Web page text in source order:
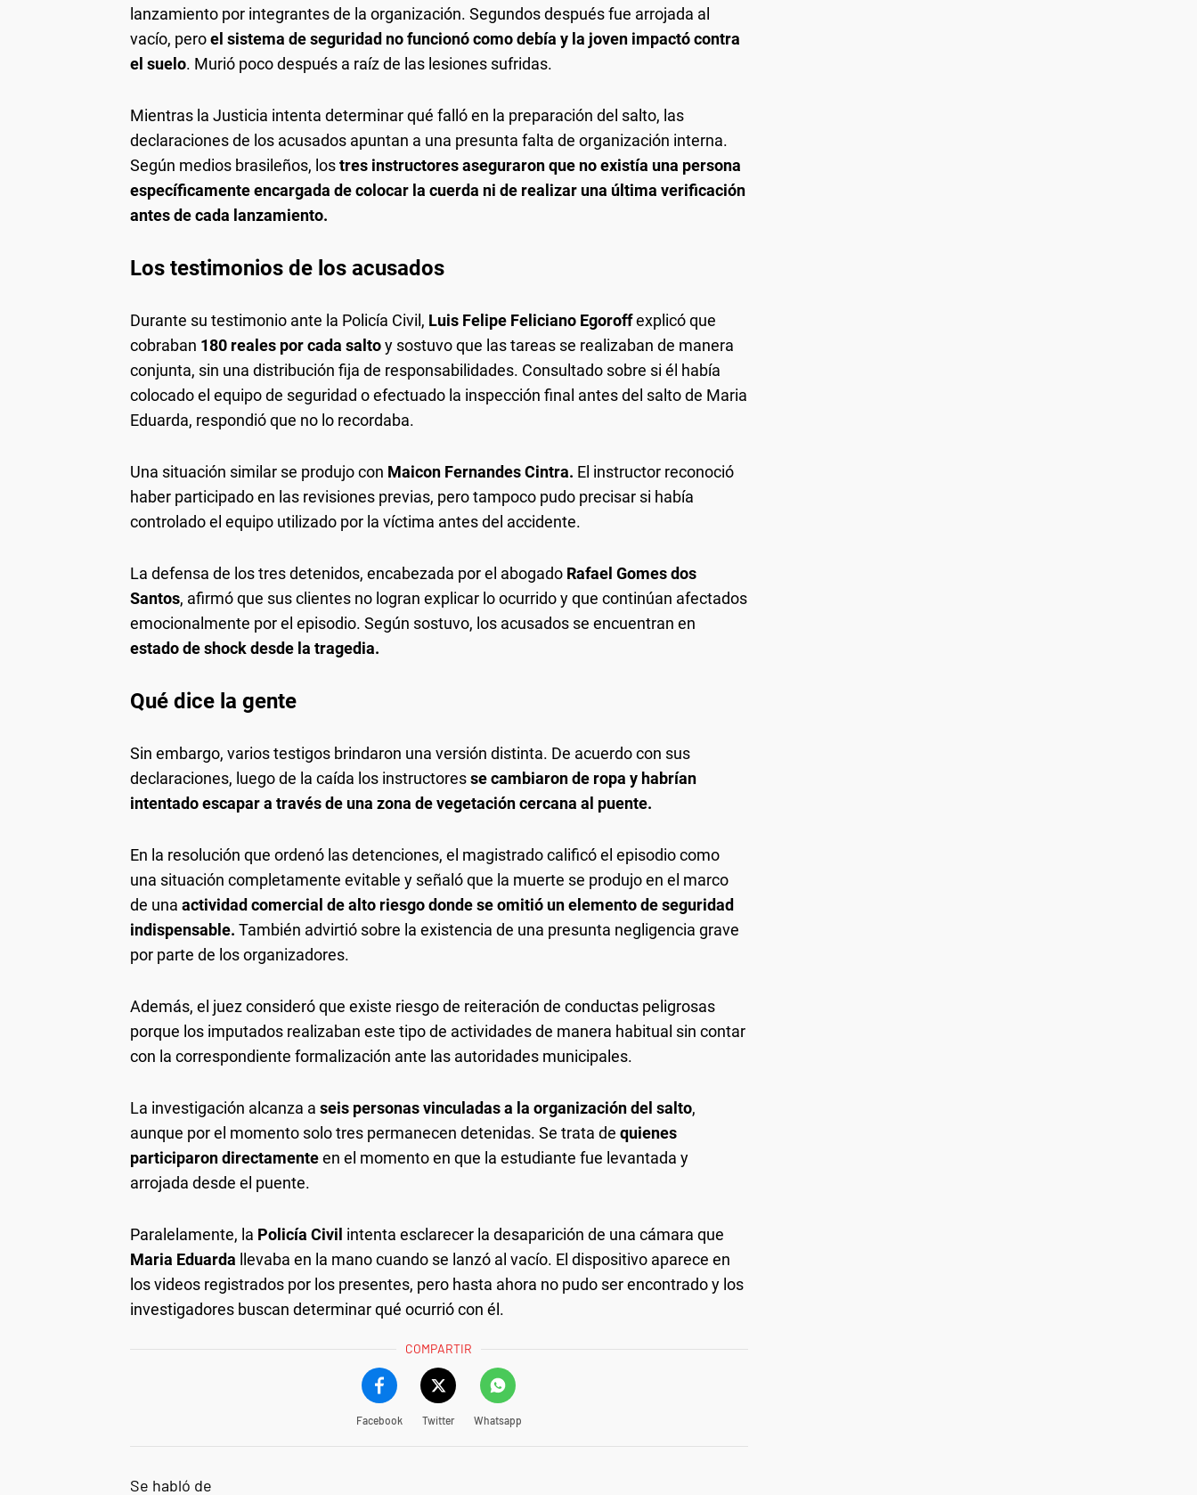
lanzamiento por integrantes de la organización. Segundos después fue arrojada al
vacío, peroel sistema de seguridad no funcionó como debía y la joven impactó contra
el suelo. Murió poco después a raíz de las lesiones sufridas.
Mientras la Justicia intenta determinar qué falló en la preparación del salto, las
declaraciones de los acusados apuntan a una presunta falta de organización interna.
Según medios brasileños, lostres instructores aseguraron que no existía una persona
específicamente encargada de colocar la cuerda ni de realizar una última verificación
antes de cada lanzamiento.
Los testimonios de los acusados
Durante su testimonio ante la Policía Civil, Luis Felipe Feliciano Egoroffexplicó que
cobraban 180 reales por cada saltoy sostuvo que las tareas se realizaban de manera
conjunta, sin una distribución fija de responsabilidades. Consultado sobre si él había
colocado el equipo de seguridad o efectuado la inspección final antes del salto de Maria
Eduarda, respondió que no lo recordaba.
Una situación similar se produjo con Maicon Fernandes Cintra. El instructor reconoció
haber participado en las revisiones previas, pero tampoco pudo precisar si había
controlado el equipo utilizado por la víctima antes del accidente.
La defensa de los tres detenidos, encabezada por el abogado Rafael Gomes dos
Santos, afirmó que sus clientes no logran explicar lo ocurrido y que continúan afectados
emocionalmente por el episodio. Según sostuvo, los acusados se encuentran en
estado de shock desde la tragedia.
Qué dice la gente
Sin embargo, varios testigos brindaron una versión distinta. De acuerdo con sus
declaraciones, luego de la caída los instructoresse cambiaron de ropa y habrían
intentado escapar a través de una zona de vegetación cercana al puente.
En la resolución que ordenó las detenciones, el magistrado calificó el episodio como
una situación completamente evitable y señaló que la muerte se produjo en el marco
de una actividad comercial de alto riesgo donde se omitió un elemento de seguridad
indispensable. También advirtió sobre la existencia de una presunta negligencia grave
por parte de los organizadores.
Además, el juez consideró que existe riesgo de reiteración de conductas peligrosas
porque los imputados realizaban este tipo de actividades de manera habitual sin contar
con la correspondiente formalización ante las autoridades municipales.
La investigación alcanza a seis personas vinculadas a la organización del salto,
aunque por el momento solo tres permanecen detenidas. Se trata de quienes
participaron directamenteen el momento en que la estudiante fue levantada y
arrojada desde el puente.
Paralelamente, la Policía Civil intenta esclarecer la desaparición de una cámara que
Maria Eduarda
llevaba en la mano cuando se lanzó al vacío. El dispositivo aparece en
los videos registrados por los presentes, pero hasta ahora no pudo ser encontrado y los
investigadores buscan determinar qué ocurrió con él.
COMPARTIR
Facebook Twitter Whatsapp
Se habló de